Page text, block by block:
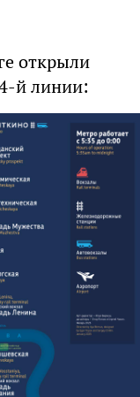
открыли
й линии: